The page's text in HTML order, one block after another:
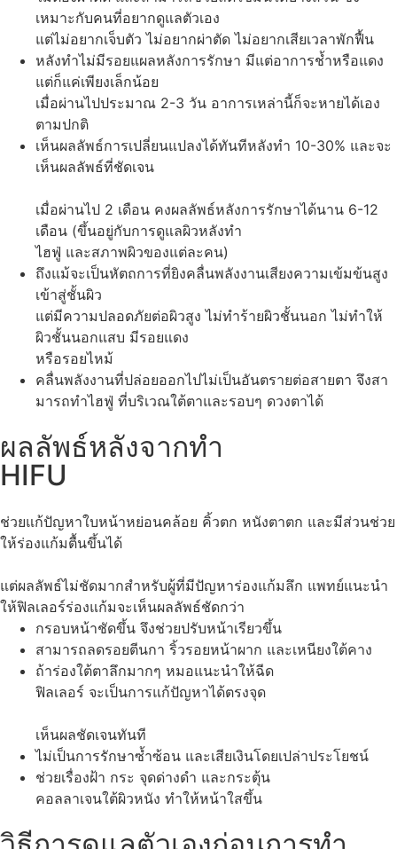
เหมาะกับคนที่อยากดูแลตัวเอง
แต่ไม่อยากเจ็บตัว ไม่อยากผ่าตัด ไม่อยากเสียเวลาพักฟื้น
หลังทำไม่มีรอยแผลหลังการรักษา มีแต่อาการช้ำหรือแดง
แต่ก็แค่เพียงเล็กน้อย
เมื่อผ่านไปประมาณ 2-3 วัน อาการเหล่านี้ก็จะหายได้เอง
ตามปกติ
เห็นผลลัพธ์การเปลี่ยนแปลงได้ทันทีหลังทำ 10-30% และจะ
เห็นผลลัพธ์ที่ชัดเจน
เมื่อผ่านไป 2 เดือน คงผลลัพธ์หลังการรักษาได้นาน 6-12
เดือน (ขึ้นอยู่กับการดูแลผิวหลังทำ
ไฮฟู่ และสภาพผิวของแต่ละคน)
ถึงแม้จะเป็นหัตถการที่ยิงคลื่นพลังงานเสียงความเข้มข้นสูง
เข้าสู่ชั้นผิว
แต่มีความปลอดภัยต่อผิวสูง ไม่ทำร้ายผิวชั้นนอก ไม่ทำให้
ผิวชั้นนอกแสบ มีรอยแดง
หรือรอยไหม้
คลื่นพลังงานที่ปล่อยออกไปไม่เป็นอันตรายต่อสายตา จึงสา
มารถทำไฮฟู่ ที่บริเวณใต้ตาและรอบๆ ดวงตาได้
ผลลัพธ์หลังจากทำ
HIFU
ช่วยแก้ปัญหาใบหน้าหย่อนคล้อย คิ้วตก หนังตาตก และมีส่วนช่วย
ให้ร่องแก้มตื้นขึ้นได้
แต่ผลลัพธ์ไม่ชัดมากสำหรับผู้ที่มีปัญหาร่องแก้มลึก แพทย์แนะนำ
ให้ฟิลเลอร์ร่องแก้มจะเห็นผลลัพธ์ชัดกว่า
กรอบหน้าชัดขึ้น จึงช่วยปรับหน้าเรียวขึ้น
สามารถลดรอยตีนกา ริ้วรอยหน้าผาก และเหนียงใต้คาง
ถ้าร่องใต้ตาลึกมากๆ หมอแนะนำให้ฉีด
ฟิลเลอร์ จะเป็นการแก้ปัญหาได้ตรงจุด
เห็นผลชัดเจนทันที
ไม่เป็นการรักษาซ้ำซ้อน และเสียเงินโดยเปล่าประโยชน์
ช่วยเรื่องฝ้า กระ จุดด่างดำ และกระตุ้น
คอลลาเจนใต้ผิวหนัง ทำให้หน้าใสขึ้น